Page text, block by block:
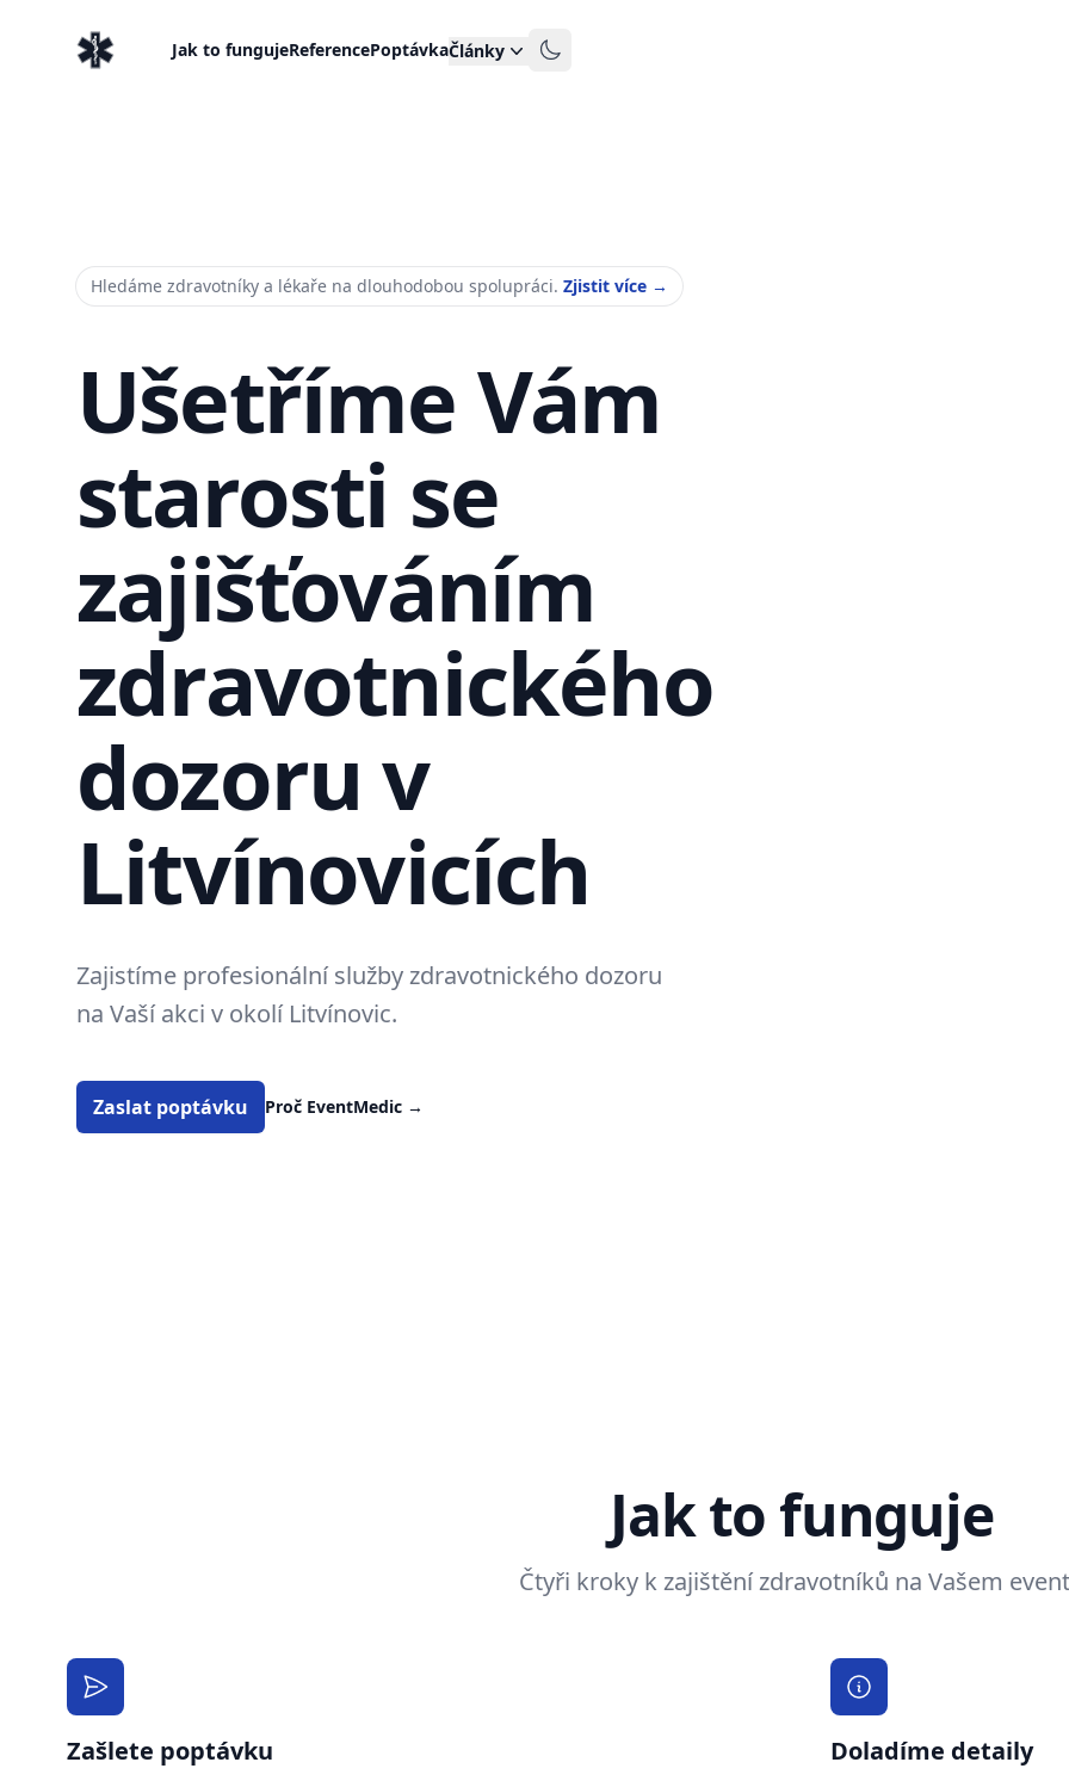
EventMedic.czJak to fungujeReferencePoptávkaČlánky Toggle dark mode
Hledáme zdravotníky a lékaře na dlouhodobou spolupráci. Zjistit více →
Ušetříme Vám
starosti se
zajišťováním
zdravotnického
dozoru v
Litvínovicích
Zajistíme profesionální služby zdravotnického dozoru
na Vaší akci v okolí Litvínovic.
Zaslat poptávku Proč EventMedic →
Jak to funguje
Čtyři kroky k zajištění zdravotníků na Vašem
Zašlete poptávku Doladíme detaily